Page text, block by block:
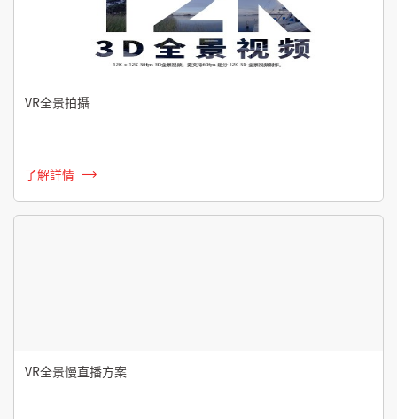
VR全景拍攝
了解詳情
VR全景慢直播方案